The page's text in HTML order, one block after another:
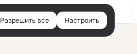
Войти
Разрешить все Настроить